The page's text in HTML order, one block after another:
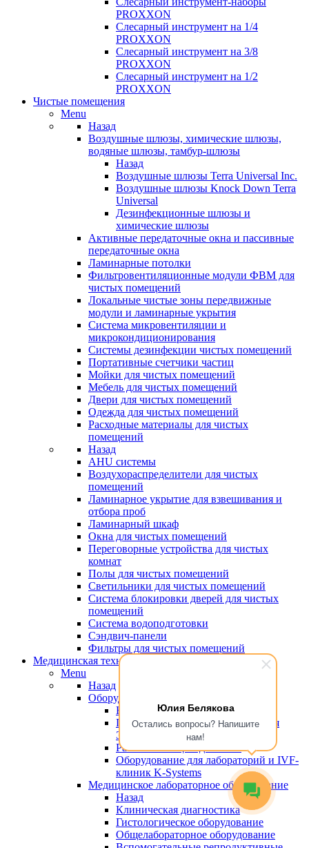
Юлия Белякова
Остались вопросы? Напишите
нам!
PROXXON
Слесарный инструмент на 1/4
PROXXON
Слесарный инструмент на 3/8
PROXXON
Слесарный инструмент на 1/2
PROXXON
Чистые помещения
Menu
Назад
Воздушные шлюзы, химические шлюзы,
водяные шлюзы, тамбур-шлюзы
Назад
Воздушные шлюзы Terra Universal Inc.
Воздушные шлюзы Knock Down Terra
Universal
Дезинфекционные шлюзы и
химические шлюзы
Активные передаточные окна и пассивные
передаточные окна
Ламинарные потолки
Фильтровентиляционные модули ФВМ для
чистых помещений
Локальные чистые зоны передвижные
модули и ламинарные укрытия
Система микровентиляции и
микрокондиционирования
Системы дезинфекции чистых помещений
Портативные счетчики частиц
Мойки для чистых помещений
Мебель для чистых помещений
Двери для чистых помещений
Одежда для чистых помещений
Расходные материалы для чистых
помещений
Назад
AHU системы
Воздухораспределители для чистых
помещений
Ламинарное укрытие для взвешивания и
отбора проб
Ламинарный шкаф
Окна для чистых помещений
Переговорные устройства для чистых
комнат
Полы для чистых помещений
Светильники для чистых помещений
Система блокировки дверей для чистых
помещений
Система водоподготовки
Сэндвич-панели
Фильтры для чистых помещений
Медицинская техника
Menu
Назад
Оборудование для эко
Назад
Пластик, сертифицированный для
ЭКО
Рабочие станции для ЭКО
Оборудование для лабораторий и IVF-
клиник K-Systems
Медицинское лабораторное оборудование
Назад
Клиническая диагностика
Гистологическое оборудование
Общелабораторное оборудование